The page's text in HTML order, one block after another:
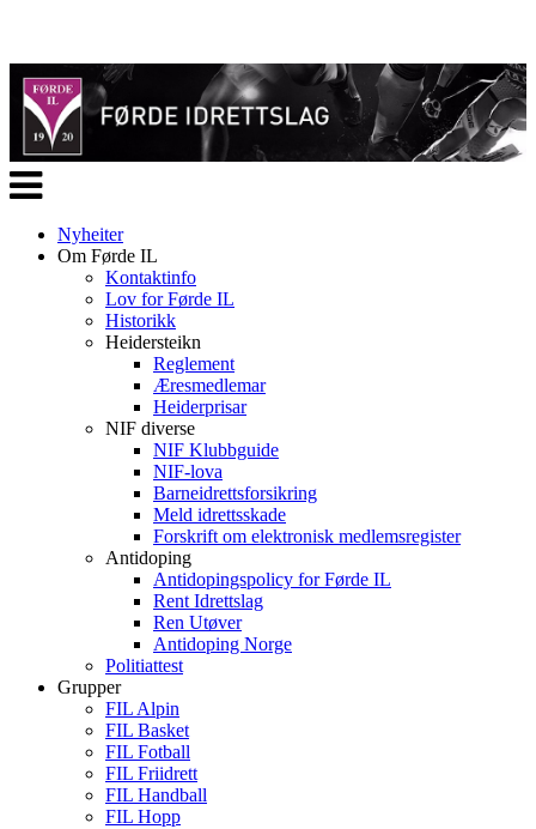
Veksle
navigasjon
Nyheiter
Om Førde IL
Kontaktinfo
Lov for Førde IL
Historikk
Heidersteikn
Reglement
Æresmedlemar
Heiderprisar
NIF diverse
NIF Klubbguide
NIF-lova
Barneidrettsforsikring
Meld idrettsskade
Forskrift om elektronisk medlemsregister
Antidoping
Antidopingspolicy for Førde IL
Rent Idrettslag
Ren Utøver
Antidoping Norge
Politiattest
Grupper
FIL Alpin
FIL Basket
FIL Fotball
FIL Friidrett
FIL Handball
FIL Hopp